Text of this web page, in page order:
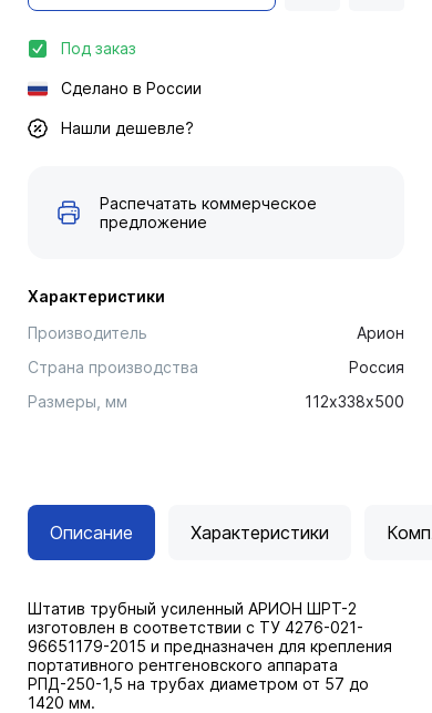
Характеристики
Производитель
Арион
Страна производства
Россия
Размеры, мм
112х338х500
Под заказ
Сделано в России
Нашли дешевле?
Распечатать коммерческое
предложение
Описание Характеристики
Штатив трубный усиленный АРИОН ШРТ-2
изготовлен в соответствии с ТУ 4276-021-
96651179-2015 и предназначен для крепления
портативного рентгеновского аппарата
РПД-250-1,5 на трубах диаметром от 57 до
1420 мм.